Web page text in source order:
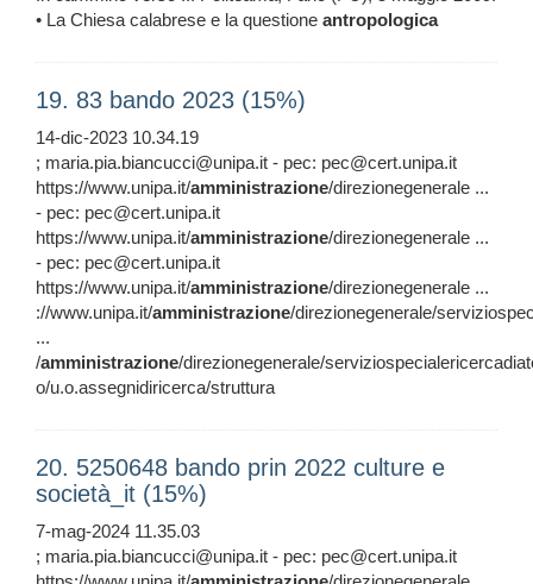
• La Chiesa calabrese e la questione antropologica
19. 83 bando 2023 (15%)
14-dic-2023 10.34.19
; maria.pia.biancucci@unipa.it - pec: pec@cert.unipa.it
https://www.unipa.it/amministrazione/direzionegenerale ...
- pec: pec@cert.unipa.it
https://www.unipa.it/amministrazione/direzionegenerale ...
- pec: pec@cert.unipa.it
https://www.unipa.it/amministrazione/direzionegenerale ...
://www.unipa.it/amministrazione/direzionegenerale/
...
/amministrazione/direzionegenerale/
o/u.o.assegnidiricerca/struttura
20. 5250648 bando prin 2022 culture e
società_it (15%)
7-mag-2024 11.35.03
; maria.pia.biancucci@unipa.it - pec: pec@cert.unipa.it